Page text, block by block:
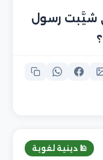
شيَّبت رسول
🕌 دينية لغوية